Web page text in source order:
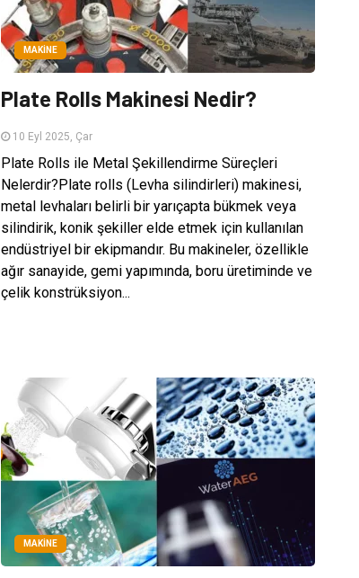
MAKINE
Plate Rolls Makinesi Nedir?
10 Eyl 2025, Çar
Plate Rolls ile Metal Şekillendirme Süreçleri
Nelerdir?Plate rolls (Levha silindirleri) makinesi,
metal levhaları belirli bir yarıçapta bükmek veya
silindirik, konik şekiller elde etmek için kullanılan
endüstriyel bir ekipmandır. Bu makineler, özellikle
ağır sanayide, gemi yapımında, boru üretiminde ve
çelik konstrüksiyon...
MAKINE